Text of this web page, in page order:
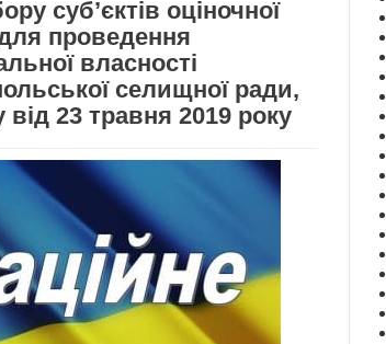
суб’єктів оціночної
для проведення
власності
селищної ради,
23 травня 2019 року